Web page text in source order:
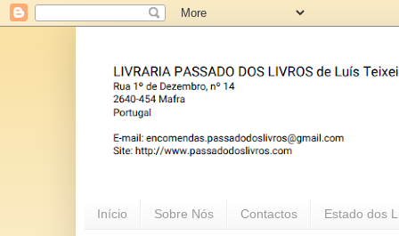
Início Sobre Nós Contactos Estado dos